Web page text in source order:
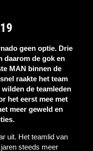
geen optie. Drie
daarom de gok en
MAN binnen de
raakte het team
de teamleden
het eerst mee met
meer geweld en
uit. Het teamlid van
steeds meer